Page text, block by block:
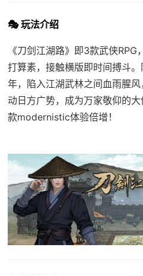
🎭 玩法介绍
《刀剑江湖路》即3款武侠
打算素，接触横版即时间搏斗
年，陷入江湖武林之间血雨腥
动日方广势，成为万家敬仰的
款modernistic体验倍增！